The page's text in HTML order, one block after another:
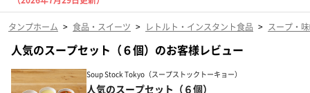
タンプホーム > 食品・スイーツ > レトルト・インスタント食品 > スープ・
人気のスープセット（６個）のお客様レビュー
Soup Stock Tokyo（スープストックトーキョー）
人気のスープセット（６個）